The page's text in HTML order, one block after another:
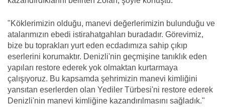
"Köklerimizin olduğu, manevi değerlerimizin bulunduğu ve
atalarımızın ebedi istirahatgahları buradadır. Görevimiz,
bize bu toprakları yurt eden ecdadımıza sahip çıkıp
eserlerini korumaktır. Denizli'nin geçmişine tanıklık eden
yapıları restore ederek yok olmaktan kurtarmaya
çalışıyoruz. Bu kapsamda şehrimizin manevi kimliğini
yansıtan eserlerden olan Yediler Türbesi'ni restore ederek
Denizli'nin manevi kimliğine kazandırılmasını sağladık."